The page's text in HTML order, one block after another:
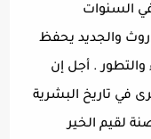
في السنوات
والجديد يحفظ
والتطور . أجل إن
في تاريخ البشرية
لقيم الخير